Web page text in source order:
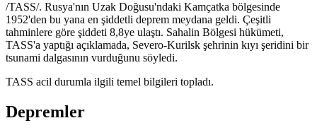
/TASS/. Rusya'nın Uzak Doğusu'ndaki Kamçatka bölgesinde
1952'den bu yana en şiddetli deprem meydana geldi. Çeşitli
tahminlere göre şiddeti 8,8ye ulaştı. Sahalin Bölgesi hükümeti,
TASS'a yaptığı açıklamada, Severo-Kurilsk şehrinin kıyı şeridini bir
tsunami dalgasının vurduğunu söyledi.
TASS acil durumla ilgili temel bilgileri topladı.
Depremler